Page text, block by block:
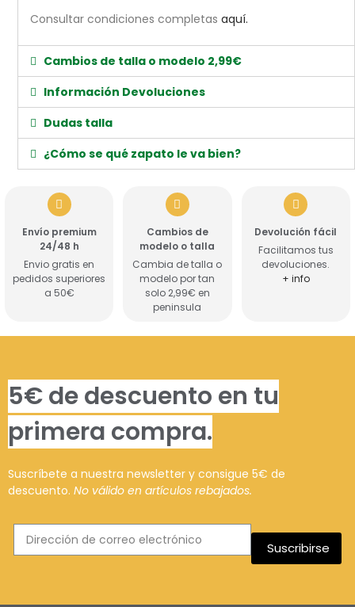
Consultar condiciones completasaquí.
Cambios de talla o modelo 2,99€
Información Devoluciones
Dudas talla
¿Cómo se qué zapato le va bien?
Envío premium
24/48 h
Envio gratis en
pedidos superiores
a 50€
Cambios de
modelo o talla
Cambia de talla o
modelo por tan
solo 2,99€ en
peninsula
Devolución fácil
Facilitamos tus
devoluciones.
+ info
5€ de descuento en tu
primera compra.
Suscríbete a nuestra newsletter y consigue 5€ de
descuento. No válido en artículos rebajados.
Suscribirse